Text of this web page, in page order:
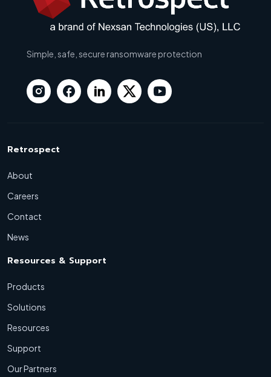
Simple, safe, secure ransomware protection
Retrospect
About
Careers
Contact
News
Resources & Support
Products
Solutions
Resources
Support
Our Partners